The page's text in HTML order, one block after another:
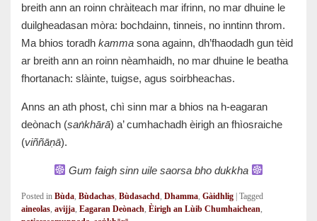
breith ann an roinn chràiteach mar ifrinn, no mar dhuine le
duilgheadasan mòra: bochdainn, tinneis, no inntinn throm.
Ma bhios toradh kamma sona againn, dh’fhaodadh gun tèid
ar breith ann an roinn nèamhaidh, no mar dhuine le beatha
fhortanach: slàinte, tuigse, agus soirbheachas.
Anns an ath phost, chì sinn mar a bhios na h-eagaran
deònach (saṅkhārā) a’ cumhachadh èirigh an fhìosraiche
(viññāṇā).
Gum faigh sinn uile saorsa bho dukkha
Posted in Bùda, Bùdachas, Bùdasachd, Dhamma, Gàidhlig Tagged
aineolas, avijja, Eagaran Deònach, Èirigh an Lùib Chumhaichean,